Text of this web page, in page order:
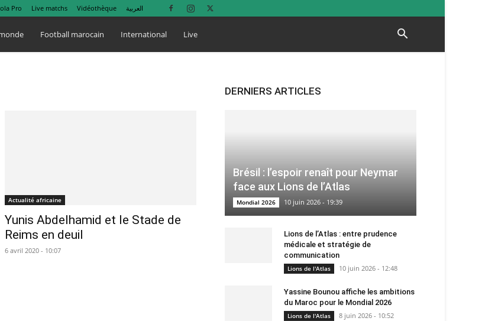
Pro Live matchs Vidéothèque العربية
Football marocain International Live
Actualité africaine
Yunis Abdelhamid et le Stade de
Reims en deuil
6 avril 2020 - 10:07
DERNIERS ARTICLES
Brésil : l’espoir renaît pour Neymar
face aux Lions de l’Atlas
Mondial 2026 10 juin 2026 - 19:39
Lions de l’Atlas : entre prudence
médicale et stratégie de
communication
Lions de l'Atlas 10 juin 2026 - 12:48
Yassine Bounou affiche les ambitions
du Maroc pour le Mondial 2026
Lions de l'Atlas 8 juin 2026 - 10:52